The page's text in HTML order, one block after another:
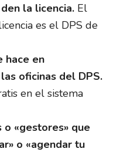
la licencia. El
es el DPS de
hace en
oficinas del DPS.
en el sistema
o «gestores» que
o «agendar tu